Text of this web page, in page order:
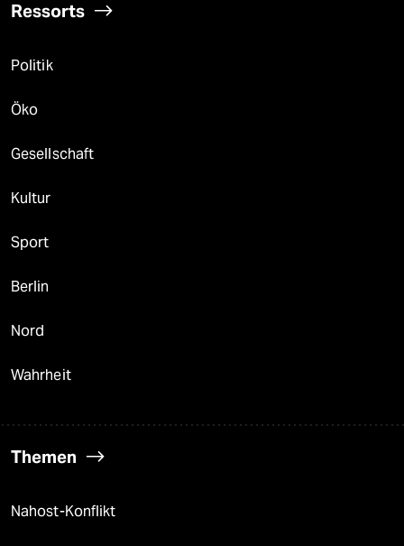
Ressorts
Politik
Öko
Gesellschaft
Kultur
Sport
Berlin
Nord
Wahrheit
Themen
Nahost-Konflikt